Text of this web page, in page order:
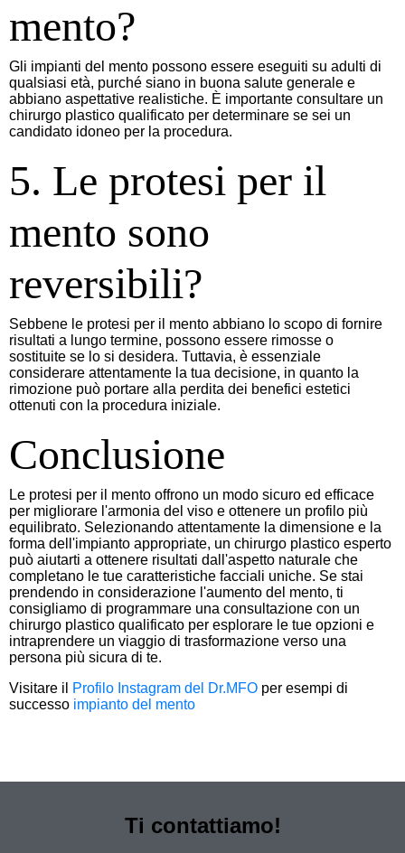
mento?
Gli impianti del mento possono essere eseguiti su adulti di
qualsiasi età, purché siano in buona salute generale e
abbiano aspettative realistiche. È importante consultare un
chirurgo plastico qualificato per determinare se sei un
candidato idoneo per la procedura.
5. Le protesi per il
mento sono
reversibili?
Sebbene le protesi per il mento abbiano lo scopo di fornire
risultati a lungo termine, possono essere rimosse o
sostituite se lo si desidera. Tuttavia, è essenziale
considerare attentamente la tua decisione, in quanto la
rimozione può portare alla perdita dei benefici estetici
ottenuti con la procedura iniziale.
Conclusione
Le protesi per il mento offrono un modo sicuro ed efficace
per migliorare l'armonia del viso e ottenere un profilo più
equilibrato. Selezionando attentamente la dimensione e la
forma dell'impianto appropriate, un chirurgo plastico esperto
può aiutarti a ottenere risultati dall'aspetto naturale che
completano le tue caratteristiche facciali uniche. Se stai
prendendo in considerazione l'aumento del mento, ti
consigliamo di programmare una consultazione con un
chirurgo plastico qualificato per esplorare le tue opzioni e
intraprendere un viaggio di trasformazione verso una
persona più sicura di te.
Visitare il
Profilo Instagram del Dr.MFO per esempi di
successo impianto del mento
Ti contattiamo!